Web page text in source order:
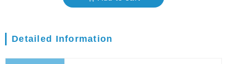
Detailed Information